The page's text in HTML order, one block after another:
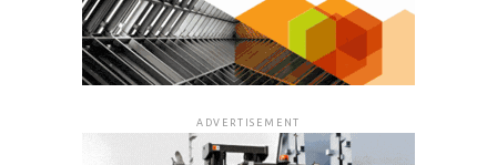
ADVERTISEMENT